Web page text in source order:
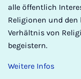
alle öffentlich
Religionen und
Verhältnis von
begeistern.
Weitere Infos